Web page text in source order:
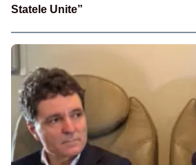
Statele Unite”